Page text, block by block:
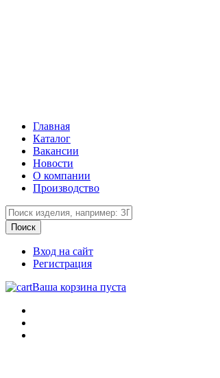
Главная
Каталог
Вакансии
Новости
О компании
Производство
Вход на сайт
Регистрация
Ваша корзина пуста